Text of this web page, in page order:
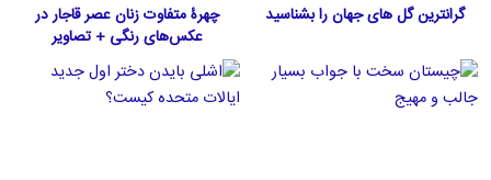
گرانترین گل های جهان را بشناسید
چهرۀ متفاوت زنان عصر قاجار در
عکس‌های رنگی + تصاویر